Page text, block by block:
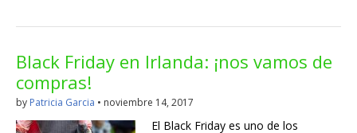
Black Friday en Irlanda: ¡nos vamos de
compras!
by Patricia Garcia • noviembre 14, 2017
El Black Friday es uno de los